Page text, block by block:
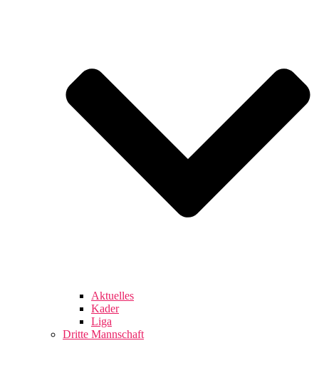
Aktuelles
Kader
Liga
Dritte Mannschaft